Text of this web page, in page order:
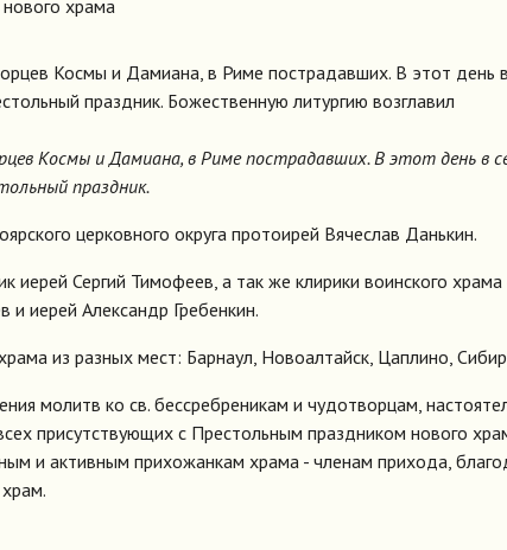
Космы и Дамиана, в Риме пострадавших. В этот день
праздник. Божественную литургию возглавил
Космы и Дамиана, в Риме пострадавших. В этот день в
праздник.
церковного округа протоирей Вячеслав Данькин.
иерей Сергий Тимофеев, а так же клирики воинского храма
иерей Александр Гребенкин.
из разных мест: Барнаул, Новоалтайск, Цаплино,
молитв ко св. бессребреникам и чудотворцам,
присутствующих с Престольным праздником нового
и активным прихожанкам храма - членам прихода,